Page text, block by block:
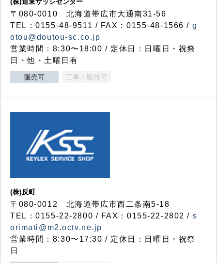
〒080-0010 北海道帯広市大通南31-56
TEL：0155-48-9511 / FAX：0155-48-1566 / g
otou@doutou-sc.co.jp
営業時間：8:30〜18:00 / 定休日：日曜日・祝祭
日・他・土曜日有
販売可 工事・取付可
(株)反町
〒080-0012 北海道帯広市西二条南5-18
TEL：0155-22-2800 / FAX：0155-22-2802 / s
orimati@m2.octv.ne.jp
営業時間：8:30〜17:30 / 定休日：日曜日・祝祭
日